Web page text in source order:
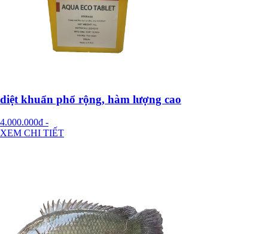
diệt khuẩn phổ rộng, hàm lượng cao
4.000.000đ -
XEM CHI TIẾT